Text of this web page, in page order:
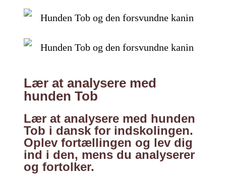
Lær at analysere med
hunden Tob
Lær at analysere med hunden
Tob i dansk for indskolingen.
Oplev fortællingen og lev dig
ind i den, mens du analyserer
og fortolker.